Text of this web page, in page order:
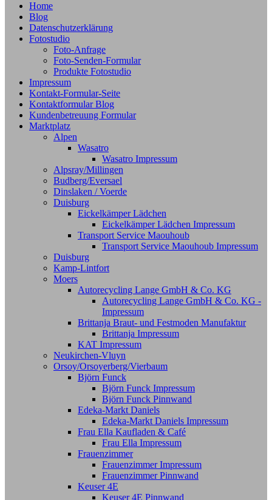
Home
Blog
Datenschutzerklärung
Fotostudio
Foto-Anfrage
Foto-Senden-Formular
Produkte Fotostudio
Impressum
Kontakt-Formular-Seite
Kontaktformular Blog
Kundenbetreuung Formular
Marktplatz
Alpen
Wasatro
Wasatro Impressum
Alpsray/Millingen
Budberg/Eversael
Dinslaken / Voerde
Duisburg
Eickelkämper Lädchen
Eickelkämper Lädchen Impressum
Transport Service Maouhoub
Transport Service Maouhoub Impressum
Duisburg
Kamp-Lintfort
Moers
Autorecycling Lange GmbH & Co. KG
Autorecycling Lange GmbH & Co. KG -
Impressum
Brittanja Braut- und Festmoden Manufaktur
Brittanja Impressum
KAT Impressum
Neukirchen-Vluyn
Orsoy/Orsoyerberg/Vierbaum
Björn Funck
Björn Funck Impressum
Björn Funck Pinnwand
Edeka-Markt Daniels
Edeka-Markt Daniels Impressum
Frau Ella Kaufladen & Café
Frau Ella Impressum
Frauenzimmer
Frauenzimmer Impressum
Frauenzimmer Pinnwand
Keuser 4E
Keuser 4E Pinnwand